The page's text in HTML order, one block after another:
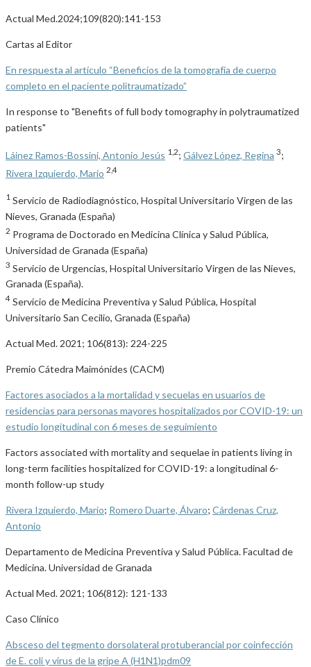
Actual Med.2024;109(820):141-153
Cartas al Editor
En respuesta al artículo “Beneficios de la tomografía de cuerpo
completo en el paciente politraumatizado”
In response to "Benefits of full body tomography in polytraumatized
patients"
Láinez Ramos-Bossini, Antonio Jesús 1,2; Gálvez López, Regina 3;
Rivera Izquierdo, Mario 2,4
1 Servicio de Radiodiagnóstico, Hospital Universitario Virgen de las
Nieves, Granada (España)
2 Programa de Doctorado en Medicina Clínica y Salud Pública,
Universidad de Granada (España)
3 Servicio de Urgencias, Hospital Universitario Virgen de las Nieves,
Granada (España).
4 Servicio de Medicina Preventiva y Salud Pública, Hospital
Universitario San Cecilio, Granada (España)
Actual Med. 2021; 106(813): 224-225
Premio Cátedra Maimónides (CACM)
Factores asociados a la mortalidad y secuelas en usuarios de
residencias para personas mayores hospitalizados por COVID-19: un
estudio longitudinal con 6 meses de seguimiento
Factors associated with mortality and sequelae in patients living in
long-term facilities hospitalized for COVID-19: a longitudinal 6-
month follow-up study
Rivera Izquierdo, Mario; Romero Duarte, Álvaro; Cárdenas Cruz,
Antonio
Departamento de Medicina Preventiva y Salud Pública. Facultad de
Medicina. Universidad de Granada
Actual Med. 2021; 106(812): 121-133
Caso Clínico
Absceso del tegmento dorsolateral protuberancial por coinfección
de E. coli y virus de la gripe A (H1N1)pdm09